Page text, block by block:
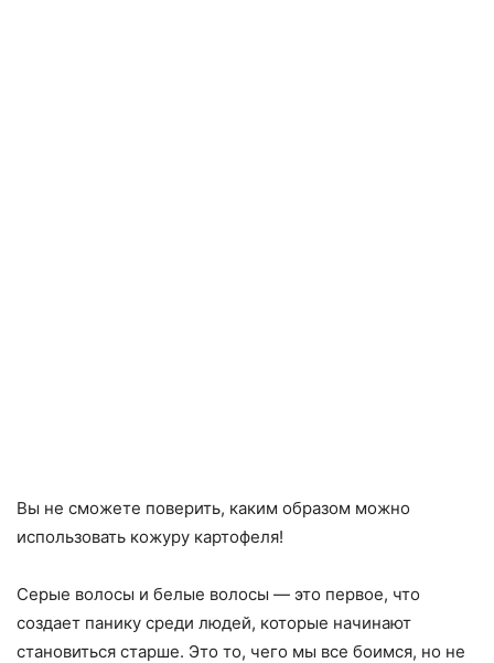
Вы не сможете поверить, каким образом можно
использовать кожуру картофеля!
Серые волосы и белые волосы — это первое, что
создает панику среди людей, которые начинают
становиться старше. Это то, чего мы все боимся, но не